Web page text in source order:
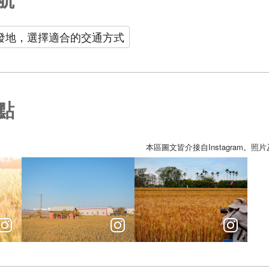
地，選擇適合的交通方式
本區圖文皆介接自Instagram。照